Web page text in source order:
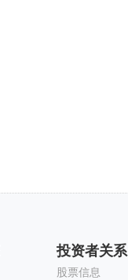
投资者关系
股票信息